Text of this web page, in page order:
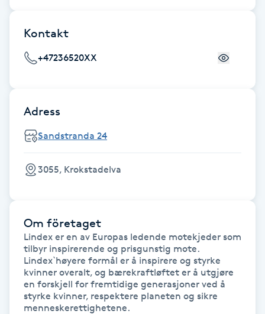
Extensions
Face framing
Fet hårbotten
Fettreducering
Fibromassage
Kontakt
+47236520XX
Adress
Sandstranda 24
3055, Krokstadelva
Om företaget
Lindex er en av Europas ledende motekjeder som
tilbyr inspirerende og prisgunstig mote.
Lindex`høyere formål er å inspirere og styrke
kvinner overalt, og bærekraftløftet er å utgjøre
en forskjell for fremtidige generasjoner ved å
styrke kvinner, respektere planeten og sikre
menneskerettighetene.